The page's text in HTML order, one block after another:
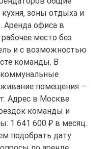
кухня, зоны отдыха и
Аренда офиса в
место без
и с возможностью
команды. В
помещения —
Адрес в Москве
команды и
1 641 600 ₽ в месяц.
подобрать дату